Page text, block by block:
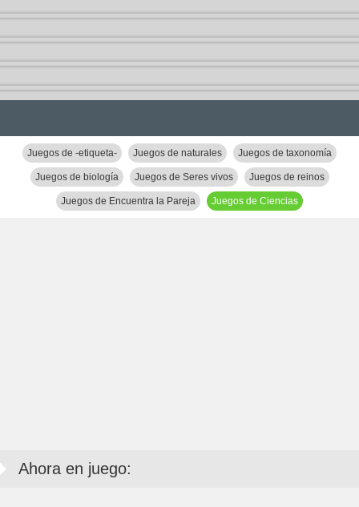
Juegos de -etiqueta- Juegos de naturales Juegos de taxonomía
Juegos de biología Juegos de Seres vivos Juegos de reinos
Juegos de Encuentra la Pareja Juegos de Ciencias
Ahora en juego: